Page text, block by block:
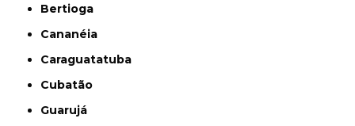
Bertioga
Cananéia
Caraguatatuba
Cubatão
Guarujá